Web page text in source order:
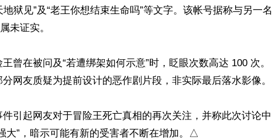
地狱见”及“老王你想结束生命吗”等文字。该帐号据称与另一名
未证实。
曾在被问及“若遭绑架如何示意”时，眨眼次数高达 100 次。
网友质疑为提前设计的恶作剧片段，非实际最后落水影像。
引起网友对于冒险王死亡真相的再次关注，并称此次讨论中
大”，暗示可能有新的受害者不断在增加。△